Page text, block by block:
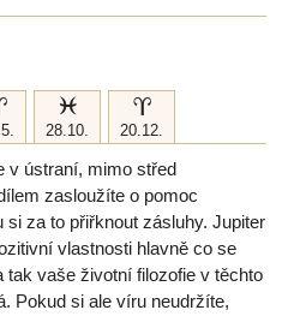
l
28.10.
a
20.12.
v ústraní, mimo střed
zasloužíte o pomoc
za to přiřknout zásluhy. Jupiter
vlastnosti hlavně co se
vaše životní filozofie v těchto
Pokud si ale víru neudržíte,